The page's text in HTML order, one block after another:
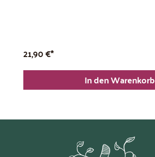
21,90 €*
In den Warenkorb